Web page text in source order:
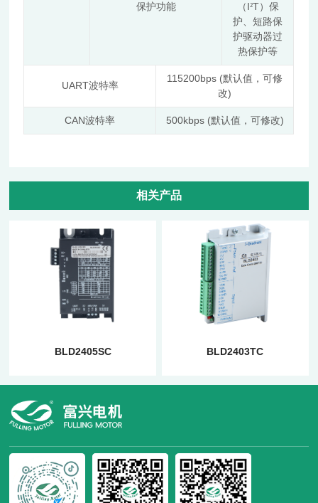
保护功能
（ I²T）保
护、短路保
护驱动器过
热保护等
UART波特率
115200bps (默认值，可修
改)
CAN波特率 500kbps (默认值，可修改)
相关产品
BLD2405SC BLD2403TC